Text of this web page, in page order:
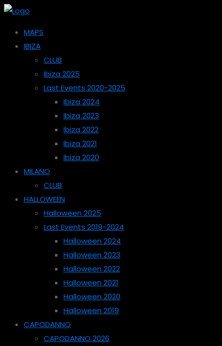
MAPS
IBIZA
CLUB
Ibiza 2025
Last Events 2020-2025
Ibiza 2024
Ibiza 2023
Ibiza 2022
Ibiza 2021
Ibiza 2020
MILANO
CLUB
HALLOWEEN
Halloween 2025
Last Events 2019-2024
Halloween 2024
Halloween 2023
Halloween 2022
Halloween 2021
Halloween 2020
Halloween 2019
CAPODANNO
CAPODANNO 2026